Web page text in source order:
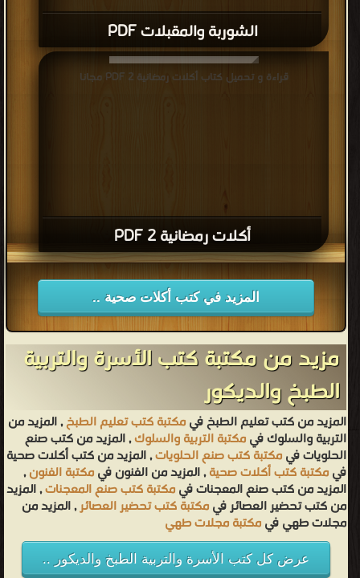
الشوربة والمقبلات PDF
أكلات رمضانية 2 PDF
قراءة و تحميل كتاب أكلات رمضانية 2 PDF مجانا
المزيد في كتب أكلات صحية ..
مزيد من مكتبة كتب الأسرة والتربية
الطبخ والديكور
المزيد من كتب تعليم الطبخ فيمكتبة كتب تعليم الطبخ, المزيد من
التربية والسلوك فيمكتبة التربية والسلوك, المزيد من كتب صنع
الحلويات فيمكتبة كتب صنع الحلويات, المزيد من كتب أكلات صحية
فيمكتبة كتب أكلات صحية, المزيد من الفنون فيمكتبة الفنون,
المزيد من كتب صنع المعجنات فيمكتبة كتب صنع المعجنات, المزيد
من كتب تحضير العصائر فيمكتبة كتب تحضير العصائر, المزيد من
مجلات طهي فيمكتبة مجلات طهي
عرض كل كتب الأسرة والتربية الطبخ والديكور ..